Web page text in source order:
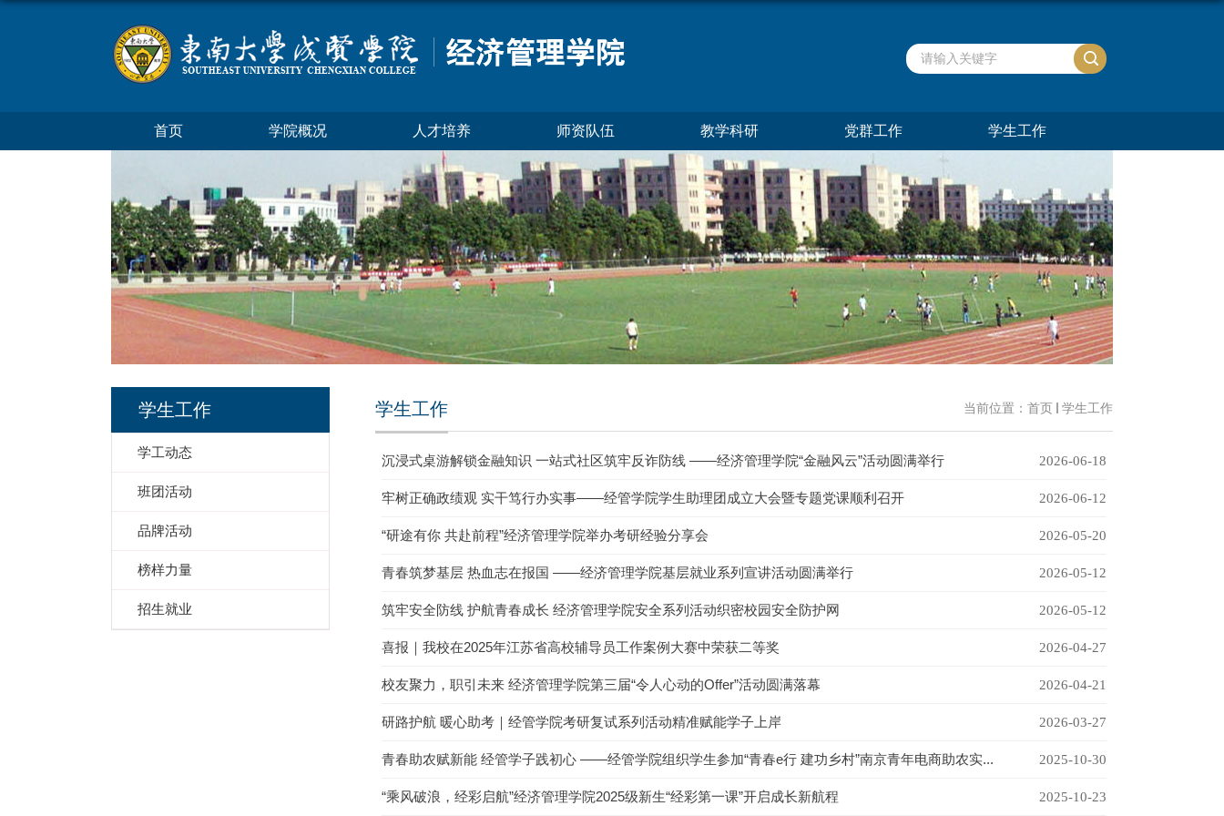
首页 学院概况 人才培养 师资队伍 教学科研 党群工作 学生工作
学生工作
学工动态
班团活动
品牌活动
榜样力量
招生就业
当前位置： 首页 学生工作
学生工作
沉浸式桌游解锁金融知识 一站式社区筑牢反诈防线 ——经济管理学院“金融风云”活动圆满举行 2026-06-18
牢树正确政绩观 实干笃行办实事——经管学院学生助理团成立大会暨专题党课顺利召开 2026-06-12
“研途有你 共赴前程”经济管理学院举办考研经验分享会 2026-05-20
青春筑梦基层 热血志在报国 ——经济管理学院基层就业系列宣讲活动圆满举行 2026-05-12
筑牢安全防线 护航青春成长 经济管理学院安全系列活动织密校园安全防护网 2026-05-12
喜报｜我校在2025年江苏省高校辅导员工作案例大赛中荣获二等奖 2026-04-27
校友聚力，职引未来 经济管理学院第三届“令人心动的Offer”活动圆满落幕 2026-04-21
研路护航 暖心助考｜经管学院考研复试系列活动精准赋能学子上岸 2026-03-27
青春助农赋新能 经管学子践初心 ——经管学院组织学生参加“青春e行 建功乡村”南京青年电商助农实... 2025-10-30
“乘风破浪，经彩启航”经济管理学院2025级新生“经彩第一课”开启成长新航程 2025-10-23